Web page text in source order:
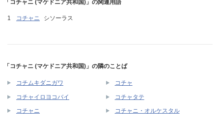
「コチャニ (マケドニア共和国)」の関連用語
コチャニ シソーラス
「コチャニ (マケドニア共和国)」の隣のことば
コチムキダニガワ コチャ
コチャイロヨコバイ コチャタテ
コチャニ コチャニ・オルケスタル